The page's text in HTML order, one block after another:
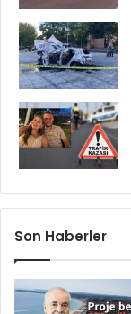
Son Haberler